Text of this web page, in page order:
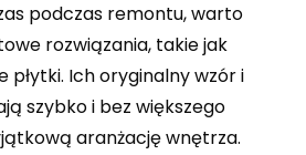
podczas remontu, warto
rozwiązania, takie jak
płytki. Ich oryginalny wzór i
szybko i bez większego
aranżację wnętrza.